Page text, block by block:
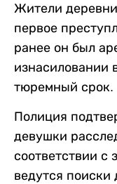
Жители
первое
ранее он был
изнасиловании
тюремный срок.
Полиция
девушки
соответствии с
ведутся поиски